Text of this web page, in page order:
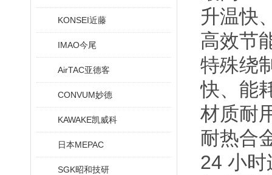
KONSEI近藤
IMAO今尾
AirTAC亚德客
CONVUM妙德
KAWAKE凯威科
日本MEPAC
SGK昭和技研
升温快
高效节
特殊绕
快、能
材质耐
耐热合
24 小